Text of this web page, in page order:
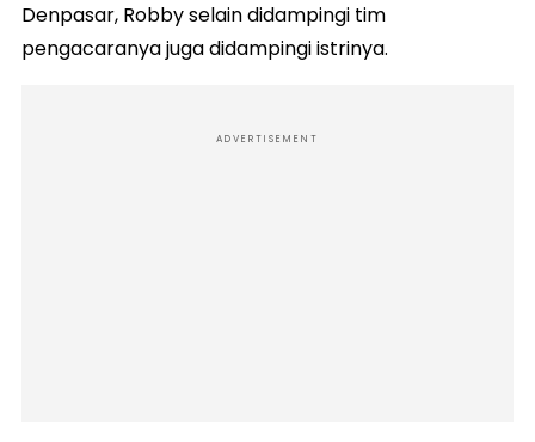
Denpasar, Robby selain didampingi tim
pengacaranya juga didampingi istrinya.
ADVERTISEMENT